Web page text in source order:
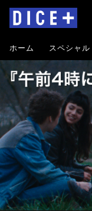
ホーム スペシャル